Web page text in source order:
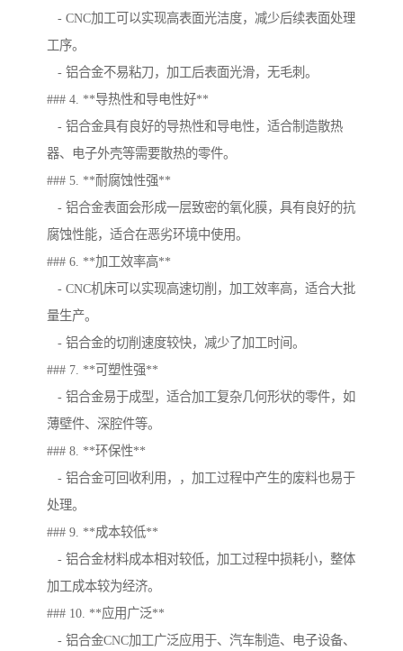
- CNC加工可以实现高表面光洁度，减少后续表面处理
工序。
- 铝合金不易粘刀，加工后表面光滑，无毛刺。
### 4. **导热性和导电性好**
- 铝合金具有良好的导热性和导电性，适合制造散热
器、电子外壳等需要散热的零件。
### 5. **耐腐蚀性强**
- 铝合金表面会形成一层致密的氧化膜，具有良好的抗
腐蚀性能，适合在恶劣环境中使用。
### 6. **加工效率高**
- CNC机床可以实现高速切削，加工效率高，适合大批
量生产。
- 铝合金的切削速度较快，减少了加工时间。
### 7. **可塑性强**
- 铝合金易于成型，适合加工复杂几何形状的零件，如
薄壁件、深腔件等。
### 8. **环保性**
- 铝合金可回收利用，，加工过程中产生的废料也易于
处理。
### 9. **成本较低**
- 铝合金材料成本相对较低，加工过程中损耗小，整体
加工成本较为经济。
### 10. **应用广泛**
- 铝合金CNC加工广泛应用于、汽车制造、电子设备、